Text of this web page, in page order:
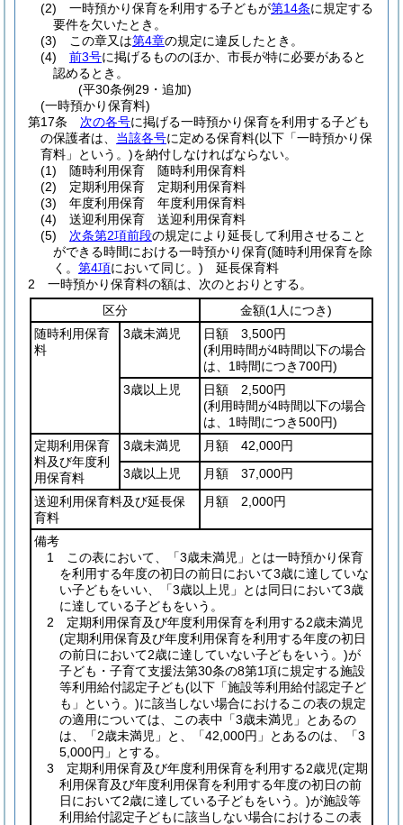
(2)
一時預かり保育を利用する子どもが第14条に規定する
要件を欠いたとき。
(3)
この章又は第4章の規定に違反したとき。
(4)
前3号に掲げるもののほか、市長が特に必要があると
認めるとき。
(平30条例29・追加)
(一時預かり保育料)
第17条
次の各号に掲げる一時預かり保育を利用する子ども
の保護者は、 当該各号に定める保育料(以下「一時預かり保
育料」という。)を納付しなければならない。
(1)
随時利用保育 随時利用保育料
(2)
定期利用保育 定期利用保育料
(3)
年度利用保育 年度利用保育料
(4)
送迎利用保育 送迎利用保育料
(5)
次条第2項前段の規定により延長して利用させること
ができる時間における一時預かり保育(随時利用保育を除
く。 第4項において同じ。) 延長保育料
2
一時預かり保育料の額は、次のとおりとする。
区分
金額(1人につき)
随時利用保育
料
3歳未満児
日額 3,500円
(利用時間が4時間以下の場合
は、1時間につき700円)
3歳以上児
日額 2,500円
(利用時間が4時間以下の場合
は、1時間につき500円)
定期利用保育
料及び年度利
用保育料
3歳未満児
月額 42,000円
3歳以上児
月額 37,000円
送迎利用保育料及び延長保
育料
月額 2,000円
備考
1 この表において、「3歳未満児」とは一時預かり保育
を利用する年度の初日の前日において3歳に達していな
い子どもをいい、「3歳以上児」とは同日において3歳
に達している子どもをいう。
2 定期利用保育及び年度利用保育を利用する2歳未満児
(定期利用保育及び年度利用保育を利用する年度の初日
の前日において2歳に達していない子どもをいう。)が
子ども・子育て支援法第30条の8第1項に規定する施設
等利用給付認定子ども(以下「施設等利用給付認定子ど
も」という。)に該当しない場合におけるこの表の規定
の適用については、この表中「3歳未満児」とあるの
は、「2歳未満児」と、「42,000円」とあるのは、「3
5,000円」とする。
3 定期利用保育及び年度利用保育を利用する2歳児(定期
利用保育及び年度利用保育を利用する年度の初日の前
日において2歳に達している子どもをいう。)が施設等
利用給付認定子どもに該当しない場合におけるこの表